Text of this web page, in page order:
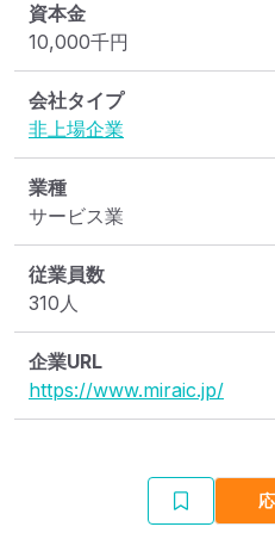
資本金
10,000千円
会社タイプ
非上場企業
業種
サービス業
従業員数
310人
企業URL
https://www.miraic.jp/